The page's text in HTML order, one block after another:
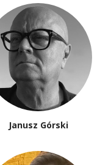
Janusz Górski